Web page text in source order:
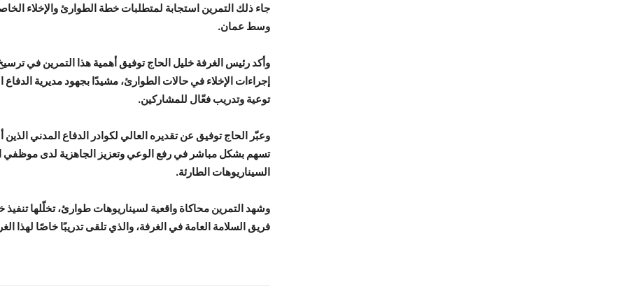
جاء ذلك التمرين استجابة لمتطلبات خطة الطوارئ والإخلاء
وسط عمان.
وأكد رئيس الغرفة خليل الحاج توفيق أهمية هذا التمرين في
إجراءات الإخلاء في حالات الطوارئ، مشيدًا بجهود مديرية
توعية وتدريب فعّال للمشاركين.
وعبّر الحاج توفيق عن تقديره العالي لكوادر الدفاع المدني الذين
تسهم بشكل مباشر في رفع الوعي وتعزيز الجاهزية لدى موظفي
السيناريوهات الطارئة.
وشهد التمرين محاكاة واقعية لسيناريوهات طوارئ، تخلّلها
فريق السلامة العامة في الغرفة، والذي تلقى تدريبًا خاصًا لهذا